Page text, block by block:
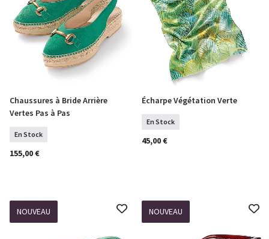
Sélectionner Tailles
Chaussures à Bride Arrière
Vertes Pas à Pas
En Stock
155,00 €
COMMANDER
Écharpe Végétation Verte
En Stock
45,00 €
NOUVEAU NOUVEAU